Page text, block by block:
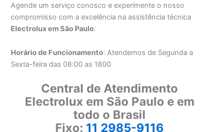
Agende um serviço conosco e experimente o nosso
compromisso com a excelência na assistência técnica
Electrolux em São Paulo.
Horário de Funcionamento: Atendemos de Segunda a
Sexta-feira das 08:00 as 1800
Central de Atendimento
Electrolux em São Paulo e em
todo o Brasil
Fixo: 11 2985-9116